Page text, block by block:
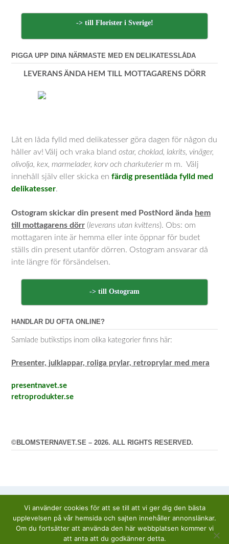
-> till Florister i Sverige!
PIGGA UPP DINA NÄRMASTE MED EN DELIKATESSLÅDA
LEVERANS ÄNDA HEM TILL MOTTAGARENS DÖRR
Låt en låda fylld med delikatesser göra dagen för någon du
håller av! Välj och vraka bland ostar, choklad, lakrits, vinäger,
olivolja, kex, marmelader, korv och charkuterierm m. Välj
innehåll själv eller skicka en färdig presentlåda fylld med
delikatesser.
Ostogram skickar din present med PostNord ända hem
till mottagarens dörr (leverans utan kvittens). Obs: om
mottagaren inte är hemma eller inte öppnar för budet
ställs din present utanför dörren. Ostogram ansvarar då
inte längre för försändelsen.
-> till Ostogram
HANDLAR DU OFTA ONLINE?
Samlade butikstips inom olika kategorier finns här:
Presenter, julklappar, roliga prylar, retroprylar med mera
presentnavet.se
retroprodukter.se
©BLOMSTERNAVET.SE – 2026. ALL RIGHTS RESERVED.
Vi använder cookies för att se till att vi ger dig den bästa
upplevelsen på vår hemsida och sajten innehåller annonslänkar.
Om du fortsätter att använda den här webbplatsen kommer vi
att anta att du godkänner detta.